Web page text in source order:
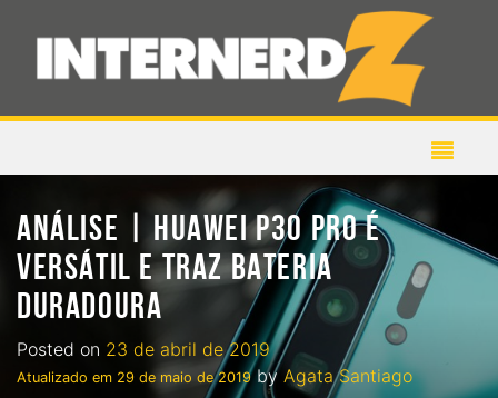
ANÁLISE | HUAWEI P30 PRO É
VERSÁTIL E TRAZ BATERIA
DURADOURA
Posted on 23 de abril de 2019
Atualizado em 29 de maio de 2019by Agata Santiago